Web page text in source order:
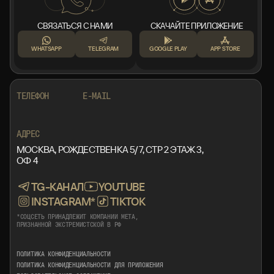
СВЯЗАТЬСЯ С НАМИ
WHATSAPP TELEGRAM
СКАЧАЙТЕ ПРИЛОЖЕНИЕ
GOOGLE PLAY APP STORE
ТЕЛЕФОН E-MAIL
АДРЕС
МОСКВА, РОЖДЕСТВЕНКА 5/7, СТР 2 ЭТАЖ 3,
ОФ 4
TG-КАНАЛ
YOUTUBE
INSTAGRAM*
TIKTOK
*СОЦСЕТЬ ПРИНАДЛЕЖИТ КОМПАНИИ META,
ПРИЗНАННОЙ ЭКСТРЕМИСТСКОЙ В РФ
ПОЛИТИКА КОНФИДЕНЦИАЛЬНОСТИ
ПОЛИТИКА КОНФИДЕНЦИАЛЬНОСТИ ДЛЯ ПРИЛОЖЕНИЯ